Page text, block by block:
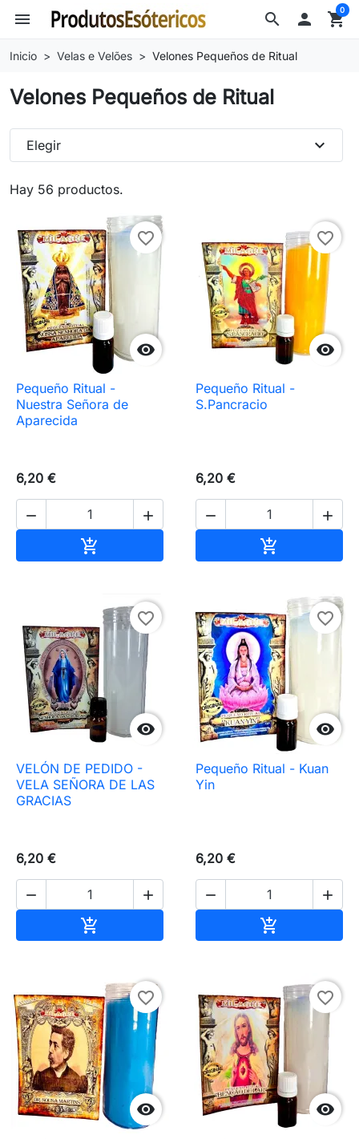
search
menu  shopping_cart
0
Inicio Velas e Velões Velones Pequeños de Ritual
Velones Pequeños de Ritual
Hay 56 productos.
Elegir expand_more

favorite_border
Pequeño Ritual -
Nuestra Señora de
Aparecida
6,20 €
 


favorite_border
Pequeño Ritual -
S.Pancracio
6,20 €
 


favorite_border
VELÓN DE PEDIDO -
VELA SEÑORA DE LAS
GRACIAS
6,20 €
 


favorite_border
Pequeño Ritual - Kuan
Yin
6,20 €
 


favorite_border

favorite_border